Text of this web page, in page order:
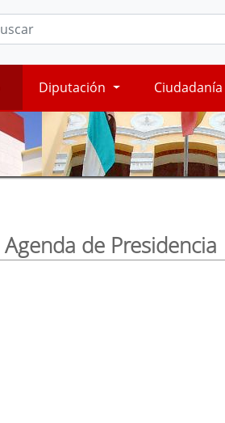
Diputación Ciudadanía
Agenda de Presidencia